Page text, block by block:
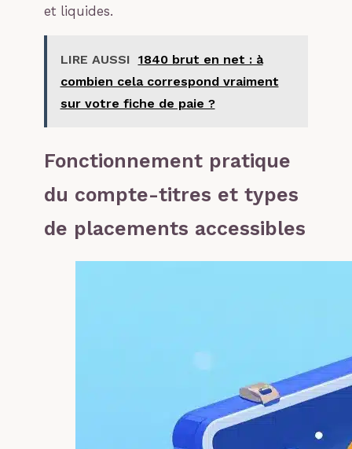
et liquides.
LIRE AUSSI 1840 brut en net : à
combien cela correspond vraiment
sur votre fiche de paie ?
Fonctionnement pratique
du compte-titres et types
de placements accessibles